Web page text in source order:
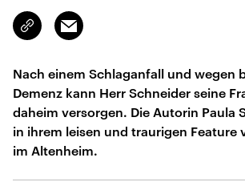
Link
kopieren/teilen
Email
Nach einem Schlaganfall und wegen
Demenz kann Herr Schneider seine
daheim versorgen. Die Autorin Paula
in ihrem leisen und traurigen Feature
im Altenheim.